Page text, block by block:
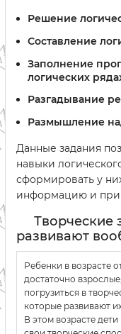
Решение
Составление
Заполнение
логических
Разгадывание
Размышление
Данные задания
навыки
сформировать у
информацию и
Творческие
развивают
Ребенки в возрасте
достаточно
погрузиться в
которые развивают
В этом возрасте